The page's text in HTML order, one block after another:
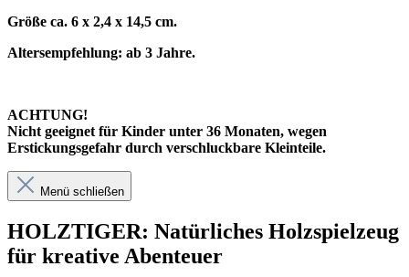
Größe ca. 6 x 2,4 x 14,5 cm.
Altersempfehlung: ab 3 Jahre.
ACHTUNG!
Nicht geeignet für Kinder unter 36 Monaten, wegen
Erstickungsgefahr durch verschluckbare Kleinteile.
Menü schließen
HOLZTIGER: Natürliches Holzspielzeug
für kreative Abenteuer